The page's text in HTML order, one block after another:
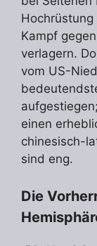
Kampf
verlagern.
vom US-
einen
chinesisch-
sind eng.
Die